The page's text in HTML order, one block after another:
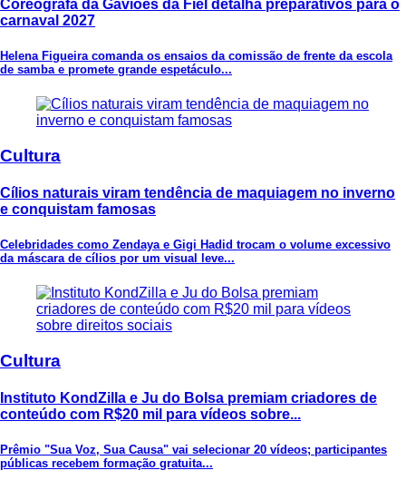
Coreógrafa da Gaviões da Fiel detalha preparativos para o
carnaval 2027
Helena Figueira comanda os ensaios da comissão de frente da escola
de samba e promete grande espetáculo...
Cultura
Cílios naturais viram tendência de maquiagem no inverno
e conquistam famosas
Celebridades como Zendaya e Gigi Hadid trocam o volume excessivo
da máscara de cílios por um visual leve...
Cultura
Instituto KondZilla e Ju do Bolsa premiam criadores de
conteúdo com R$20 mil para vídeos sobre...
Prêmio "Sua Voz, Sua Causa" vai selecionar 20 vídeos; participantes
públicas recebem formação gratuita...